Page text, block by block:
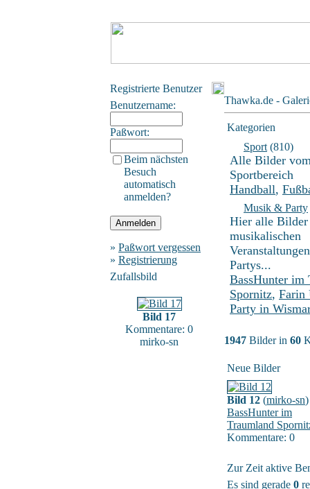
Registrierte Benutzer
Benutzername:
Paßwort:
Beim nächsten
Besuch
automatisch
anmelden?
» Paßwort vergessen
» Registrierung
Zufallsbild
Bild 17
Kommentare: 0
mirko-sn
Thawka.de -
Kategorien
Sport (810)
Alle Bilder
Sportbereich
Handball,
Musik & Party
Hier alle
musikalischen
Partys...
BassHunter im
Spornitz, Farin
Party in
1947 Bilder in 60
Neue Bilder
Bild 12 (mirko-sn)
BassHunter im
Traumland
Kommentare: 0
Zur Zeit aktive
Es sind gerade 0